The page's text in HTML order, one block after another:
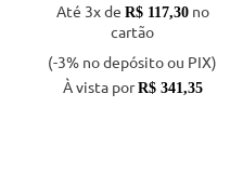
Até 3x de R$ 117,30no
cartão
(-3% no depósito ou PIX)
À vista porR$ 341,35